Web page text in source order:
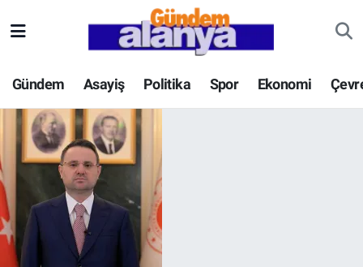
Gündem Asayiş Politika Spor Ekonomi